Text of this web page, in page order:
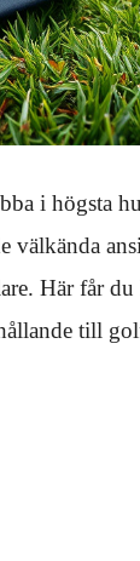
i högsta
välkända
Här får
till